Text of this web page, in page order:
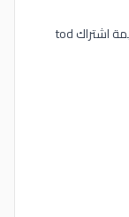
كثير ناس ما يعرفون إن قسيمة اشتراك تود وقسيمة اشتراك tod